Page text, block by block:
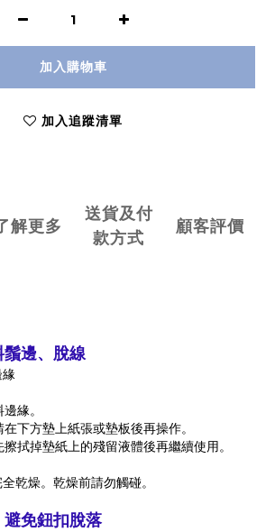
加入購物車
加入追蹤清單
解更多
送貨及付
款方式
顧客評價
鬚邊、脫線
緣。
下方墊上紙張或墊板後再操作。
拭掉墊紙上的殘留液體後再繼續使用。
乾燥。乾燥前請勿觸碰。
免鈕扣脫落